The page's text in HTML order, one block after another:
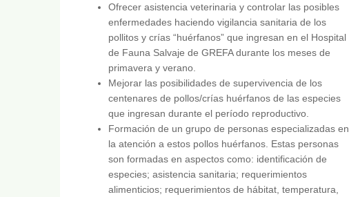
Ofrecer asistencia veterinaria y controlar las posibles
enfermedades haciendo vigilancia sanitaria de los
pollitos y crías “huérfanos” que ingresan en el Hospital
de Fauna Salvaje de GREFA durante los meses de
primavera y verano.
Mejorar las posibilidades de supervivencia de los
centenares de pollos/crías huérfanos de las especies
que ingresan durante el período reproductivo.
Formación de un grupo de personas especializadas en
la atención a estos pollos huérfanos. Estas personas
son formadas en aspectos como: identificación de
especies; asistencia sanitaria; requerimientos
alimenticios; requerimientos de hábitat, temperatura,